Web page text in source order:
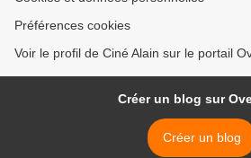
Préférences cookies
Voir le profil de Ciné Alain sur le portail
Créer un blog sur
Créer un blog